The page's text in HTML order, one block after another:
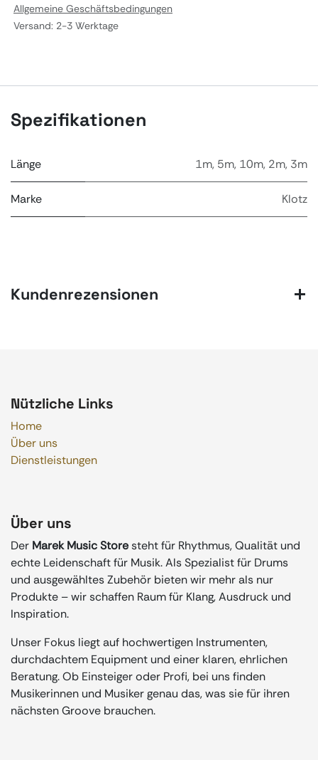
Allgemeine Geschäftsbedingungen
Versand: 2-3 Werktage
Spezifikationen
Länge 1m, 5m, 10m, 2m, 3m
Marke Klotz
Kundenrezensionen
Nützliche Links
Home
Über uns
Dienstleistungen
Über uns
Der Marek Music Storesteht für Rhythmus, Qualität und
echte Leidenschaft für Musik. Als Spezialist für Drums
und ausgewähltes Zubehör bieten wir mehr als nur
Produkte – wir schaffen Raum für Klang, Ausdruck und
Inspiration.
Unser Fokus liegt auf hochwertigen Instrumenten,
durchdachtem Equipment und einer klaren, ehrlichen
Beratung. Ob Einsteiger oder Profi, bei uns finden
Musikerinnen und Musiker genau das, was sie für ihren
nächsten Groove brauchen.